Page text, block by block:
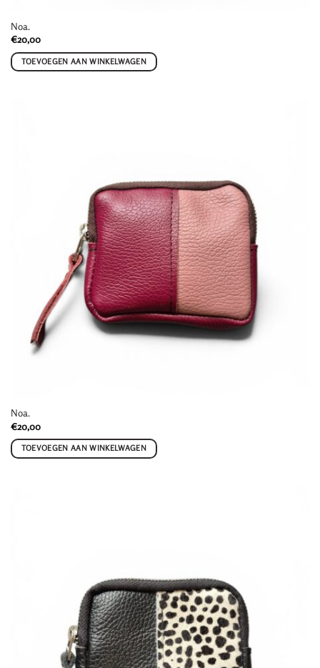
Noa.
€20,00
TOEVOEGEN AAN WINKELWAGEN
Noa.
€20,00
TOEVOEGEN AAN WINKELWAGEN